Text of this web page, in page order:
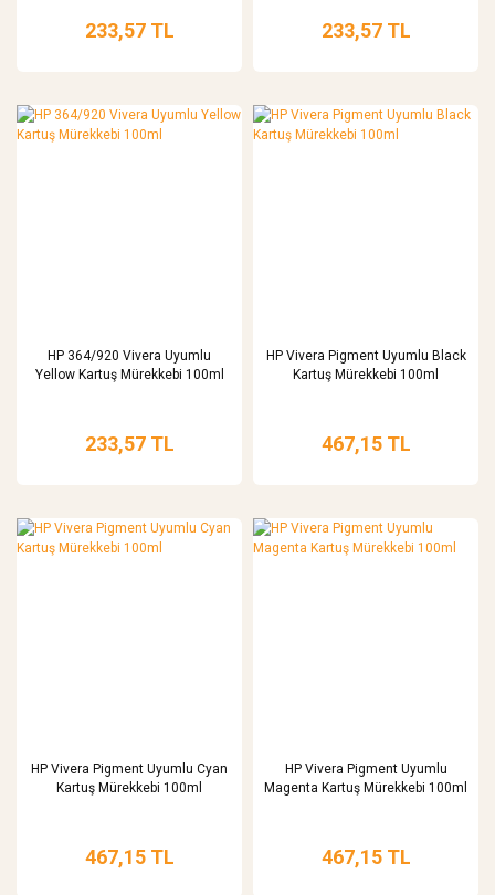
233,57 TL 233,57 TL
HP 364/920 Vivera Uyumlu
Yellow Kartuş Mürekkebi 100ml
233,57 TL
HP Vivera Pigment Uyumlu Black
Kartuş Mürekkebi 100ml
467,15 TL
HP Vivera Pigment Uyumlu Cyan
Kartuş Mürekkebi 100ml
467,15 TL
HP Vivera Pigment Uyumlu
Magenta Kartuş Mürekkebi 100ml
467,15 TL